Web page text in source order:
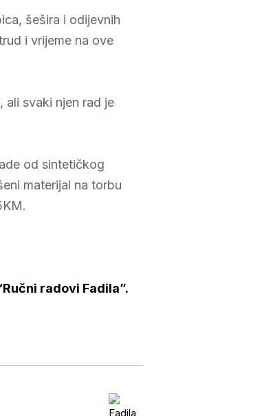
šešira i odijevnih
i vrijeme na ove
ali svaki njen rad je
od sintetičkog
materijal na torbu
radovi Fadila”.